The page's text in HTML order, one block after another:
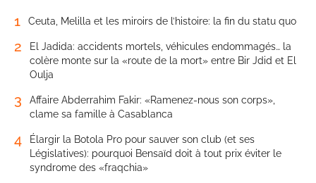
1 Ceuta, Melilla et les miroirs de l’histoire: la fin du statu quo
2
El Jadida: accidents mortels, véhicules endommagés… la
colère monte sur la «route de la mort» entre Bir Jdid et El
Oulja
3
Affaire Abderrahim Fakir: «Ramenez-nous son corps»,
clame sa famille à Casablanca
4
Élargir la Botola Pro pour sauver son club (et ses
Législatives): pourquoi Bensaïd doit à tout prix éviter le
syndrome des «fraqchia»